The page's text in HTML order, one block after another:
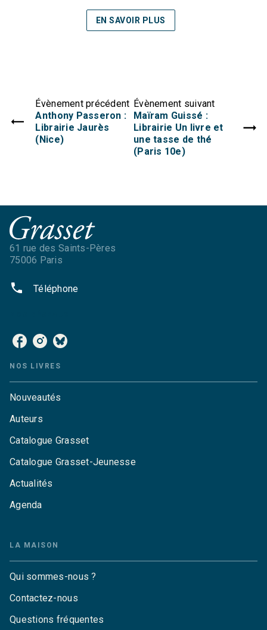
EN SAVOIR PLUS
Évènement précédent
Anthony Passeron :
Librairie Jaurès
(Nice)
Évènement suivant
Maïram Guissé :
Librairie Un livre et
une tasse de thé
(Paris 10e)
61 rue des Saints-Pères
75006 Paris
phone Téléphone
NOS LIVRES
Nouveautés
Auteurs
Catalogue Grasset
Catalogue Grasset-Jeunesse
Actualités
Agenda
LA MAISON
Qui sommes-nous ?
Contactez-nous
Questions fréquentes